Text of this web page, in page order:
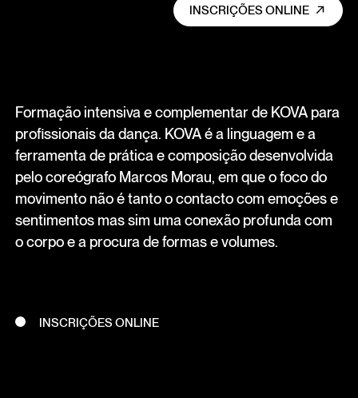
INSCRIÇÕES ONLINE
Formação intensiva e complementar de KOVA para
profissionais da dança. KOVA é a linguagem e a
ferramenta de prática e composição desenvolvida
pelo coreógrafo Marcos Morau, em que o foco do
movimento não é tanto o contacto com emoções e
sentimentos mas sim uma conexão profunda com
o corpo e a procura de formas e volumes.
INSCRIÇÕES ONLINE